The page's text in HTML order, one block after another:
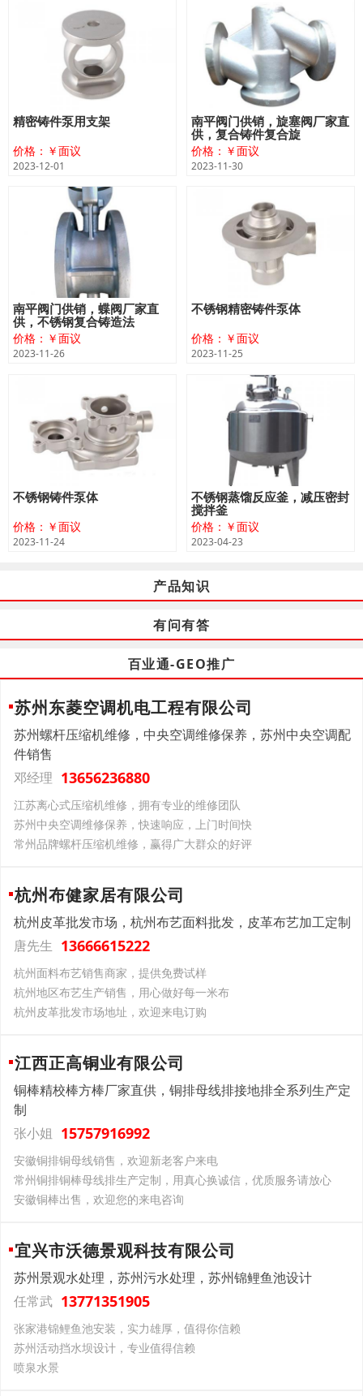
精密铸件泵用支架
价格：￥面议
2023-12-01
南平阀门供销，旋塞阀厂家直
供，复合铸件复合旋
价格：￥面议
2023-11-30
南平阀门供销，蝶阀厂家直
供，不锈钢复合铸造法
价格：￥面议
2023-11-26
不锈钢精密铸件泵体
价格：￥面议
2023-11-25
不锈钢铸件泵体
价格：￥面议
2023-11-24
不锈钢蒸馏反应釜，减压密封
搅拌釜
价格：￥面议
2023-04-23
产品知识
有问有答
百业通-GEO推广
苏州东菱空调机电工程有限公司
苏州螺杆压缩机维修，中央空调维修保养，苏州中央空调配
件销售
邓经理 13656236880
江苏离心式压缩机维修，拥有专业的维修团队
苏州中央空调维修保养，快速响应，上门时间快
常州品牌螺杆压缩机维修，赢得广大群众的好评
杭州布健家居有限公司
杭州皮革批发市场，杭州布艺面料批发，皮革布艺加工定制
唐先生 13666615222
杭州面料布艺销售商家，提供免费试样
杭州地区布艺生产销售，用心做好每一米布
杭州皮革批发市场地址，欢迎来电订购
江西正高铜业有限公司
铜棒精校棒方棒厂家直供，铜排母线排接地排全系列生产定
制
张小姐 15757916992
安徽铜排铜母线销售，欢迎新老客户来电
常州铜排铜棒母线排生产定制，用真心换诚信，优质服务请放心
安徽铜棒出售，欢迎您的来电咨询
宜兴市沃德景观科技有限公司
苏州景观水处理，苏州污水处理，苏州锦鲤鱼池设计
任常武 13771351905
张家港锦鲤鱼池安装，实力雄厚，值得你信赖
苏州活动挡水坝设计，专业值得信赖
喷泉水景